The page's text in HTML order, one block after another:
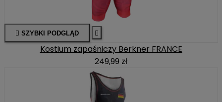
 SZYBKI PODGLĄD 
Kostium zapaśniczy Berkner FRANCE
249,99 zł